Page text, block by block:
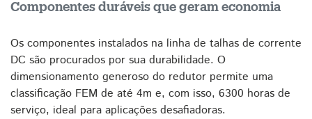
Componentes duráveis que geram economia
Os componentes instalados na linha de talhas de corrente
DC são procurados por sua durabilidade. O
dimensionamento generoso do redutor permite uma
classificação FEM de até 4m e, com isso, 6300 horas de
serviço, ideal para aplicações desafiadoras.